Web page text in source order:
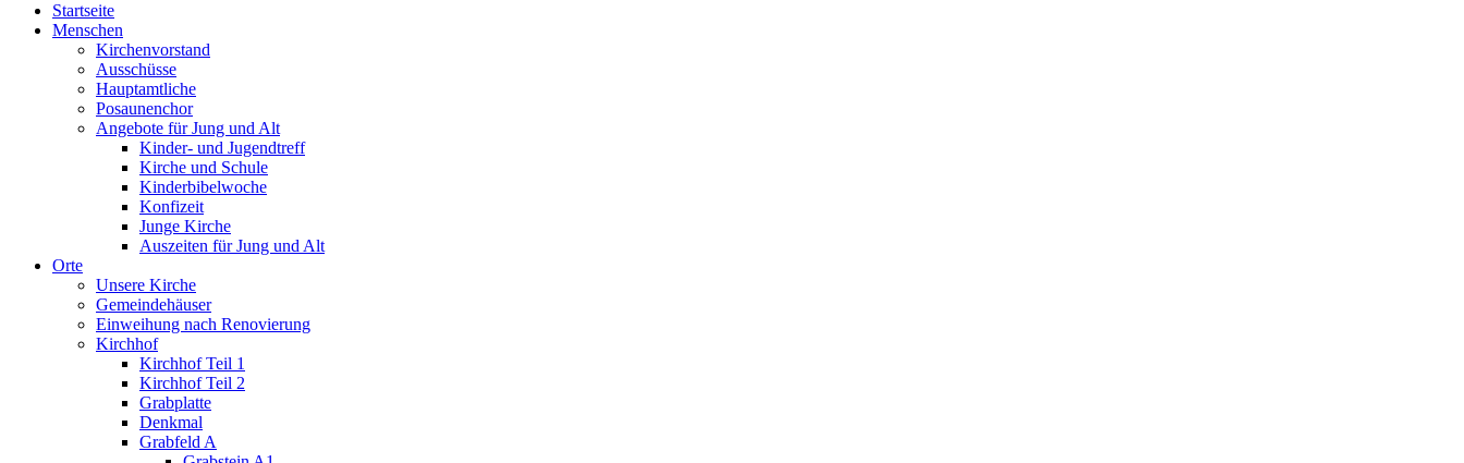
Startseite
Menschen
Kirchenvorstand
Ausschüsse
Hauptamtliche
Posaunenchor
Angebote für Jung und Alt
Kinder- und Jugendtreff
Kirche und Schule
Kinderbibelwoche
Konfizeit
Junge Kirche
Auszeiten für Jung und Alt
Orte
Unsere Kirche
Gemeindehäuser
Einweihung nach Renovierung
Kirchhof
Kirchhof Teil 1
Kirchhof Teil 2
Grabplatte
Denkmal
Grabfeld A